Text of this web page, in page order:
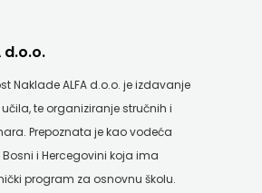
d.o.o.
Naklade ALFA d.o.o. je izdavanje
te organiziranje stručnih i
Prepoznata je kao vodeća
i Hercegovini koja ima
program za osnovnu školu.